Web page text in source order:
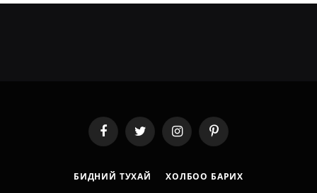
FacebookTwitter InstagramPinterest
БИДНИЙ ТУХАЙ ХОЛБОО БАРИХ